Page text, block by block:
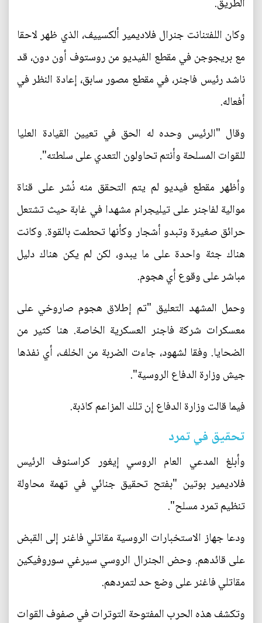
وكان اللفتنانت جنرال فلاديمير ألكسييف، الذي ظهر لاحقا
مع بريجوجن في مقطع الفيديو من روستوف أون دون، قد
ناشد رئيس فاجنر، في مقطع مصور سابق، إعادة النظر في
أفعاله.
وقال "الرئيس وحده له الحق في تعيين القيادة العليا
للقوات المسلحة وأنتم تحاولون التعدي على سلطته".
وأظهر مقطع فيديو لم يتم التحقق منه نُشر على قناة
موالية لفاجنر على تيليجرام مشهدا في غابة حيث تشتعل
حرائق صغيرة وتبدو أشجار وكأنها تحطمت بالقوة. وكانت
هناك جثة واحدة على ما يبدو، لكن لم يكن هناك دليل
مباشر على وقوع أي هجوم.
وحمل المشهد التعليق "تم إطلاق هجوم صاروخي على
معسكرات شركة فاجنر العسكرية الخاصة. هنا كثير من
الضحايا. وفقا لشهود، جاءت الضربة من الخلف، أي نفذها
جيش وزارة الدفاع الروسية".
فيما قالت وزارة الدفاع إن تلك المزاعم كاذبة.
تحقيق في تمرد
وأبلغ المدعي العام الروسي إيغور كراسنوف الرئيس
فلاديمير بوتين "بفتح تحقيق جنائي في تهمة محاولة
تنظيم تمرد مسلح".
ودعا جهاز الاستخبارات الروسية مقاتلي فاغنر إلى القبض
على قائدهم. وحض الجنرال الروسي سيرغي سوروفيكين
مقاتلي فاغنر على وضع حد لتمردهم.
وتكشف هذه الحرب المفتوحة التوترات في صفوف القوات